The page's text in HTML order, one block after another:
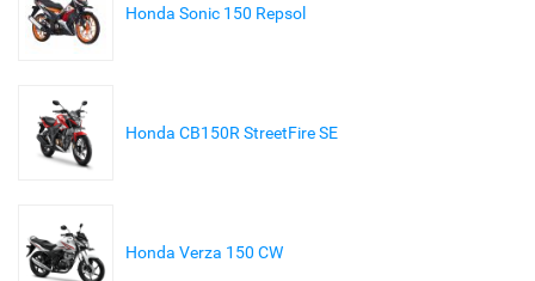
Honda Sonic 150 Repsol
Honda CB150R StreetFire SE
Honda Verza 150 CW